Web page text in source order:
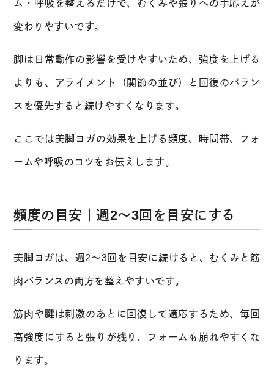
ム・呼吸を整えるだけで、むくみや張りへの手応えが
変わりやすいです。
脚は日常動作の影響を受けやすいため、強度を上げる
よりも、アライメント（関節の並び）と回復のバラン
スを優先すると続けやすくなります。
ここでは美脚ヨガの効果を上げる頻度、時間帯、フォ
ームや呼吸のコツをお伝えします。
頻度の目安｜週2〜3回を目安にする
美脚ヨガは、週2〜3回を目安に続けると、むくみと筋
肉バランスの両方を整えやすいです。
筋肉や腱は刺激のあとに回復して適応するため、毎回
高強度にすると張りが残り、フォームも崩れやすくな
ります。